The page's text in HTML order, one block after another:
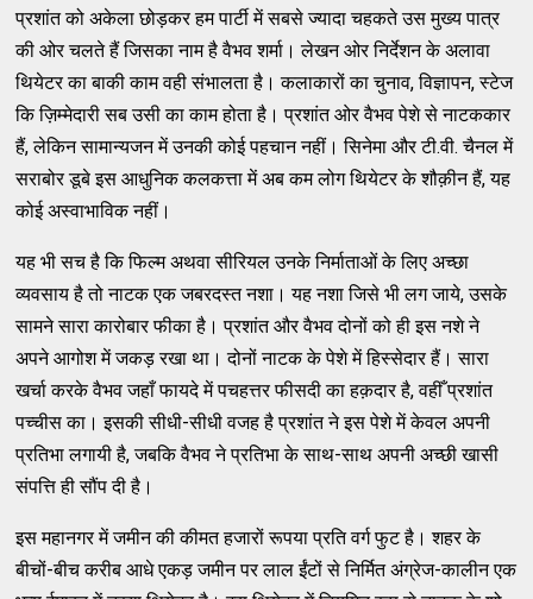
प्रशांत को अकेला छोड़कर हम पार्टी में सबसे ज्यादा चहकते उस मुख्य पात्र
की ओर चलते हैं जिसका नाम है वैभव शर्मा। लेखन ओर निर्देशन के अलावा
थियेटर का बाकी काम वही संभालता है। कलाकारों का चुनाव, विज्ञापन, स्टेज
कि ज़िम्मेदारी सब उसी का काम होता है। प्रशांत ओर वैभव पेशे से नाटककार
हैं, लेकिन सामान्यजन में उनकी कोई पहचान नहीं। सिनेमा और टी.वी. चैनल में
सराबोर डूबे इस आधुनिक कलकत्ता में अब कम लोग थियेटर के शौक़ीन हैं, यह
कोई अस्वाभाविक नहीं।
यह भी सच है कि फिल्म अथवा सीरियल उनके निर्माताओं के लिए अच्छा
व्यवसाय है तो नाटक एक जबरदस्त नशा। यह नशा जिसे भी लग जाये, उसके
सामने सारा कारोबार फीका है। प्रशांत और वैभव दोनों को ही इस नशे ने
अपने आगोश में जकड़ रखा था। दोनों नाटक के पेशे में हिस्सेदार हैं। सारा
खर्चा करके वैभव जहाँ फायदे में पचहत्तर फीसदी का हक़दार है, वहीँ प्रशांत
पच्चीस का। इसकी सीधी-सीधी वजह है प्रशांत ने इस पेशे में केवल अपनी
प्रतिभा लगायी है, जबकि वैभव ने प्रतिभा के साथ-साथ अपनी अच्छी खासी
संपत्ति ही सौंप दी है।
इस महानगर में जमीन की कीमत हजारों रूपया प्रति वर्ग फुट है। शहर के
बीचों-बीच करीब आधे एकड़ जमीन पर लाल ईंटों से निर्मित अंग्रेज-कालीन एक